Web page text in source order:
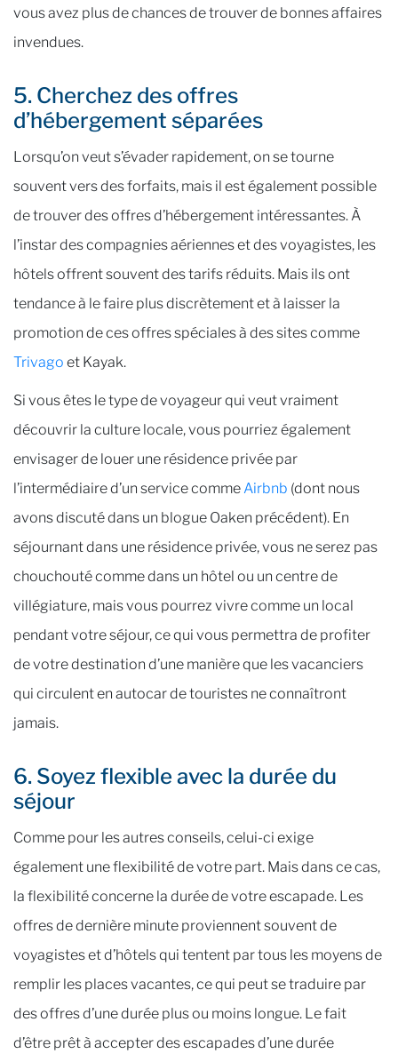
vous avez plus de chances de trouver de bonnes affaires
invendues.
5. Cherchez des offres
d’hébergement séparées
Lorsqu’on veut s’évader rapidement, on se tourne
souvent vers des forfaits, mais il est également possible
de trouver des offres d’hébergement intéressantes. À
l’instar des compagnies aériennes et des voyagistes, les
hôtels offrent souvent des tarifs réduits. Mais ils ont
tendance à le faire plus discrètement et à laisser la
promotion de ces offres spéciales à des sites comme
Trivago et Kayak.
Si vous êtes le type de voyageur qui veut vraiment
découvrir la culture locale, vous pourriez également
envisager de louer une résidence privée par
l’intermédiaire d’un service commeAirbnb (dont nous
avons discuté dans un blogue Oaken précédent). En
séjournant dans une résidence privée, vous ne serez pas
chouchouté comme dans un hôtel ou un centre de
villégiature, mais vous pourrez vivre comme un local
pendant votre séjour, ce qui vous permettra de profiter
de votre destination d’une manière que les vacanciers
qui circulent en autocar de touristes ne connaîtront
jamais.
6. Soyez flexible avec la durée du
séjour
Comme pour les autres conseils, celui-ci exige
également une flexibilité de votre part. Mais dans ce cas,
la flexibilité concerne la durée de votre escapade. Les
offres de dernière minute proviennent souvent de
voyagistes et d’hôtels qui tentent par tous les moyens de
remplir les places vacantes, ce qui peut se traduire par
des offres d’une durée plus ou moins longue. Le fait
d’être prêt à accepter des escapades d’une durée